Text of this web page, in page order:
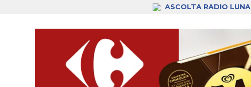
ASCOLTA RADIO LUNA